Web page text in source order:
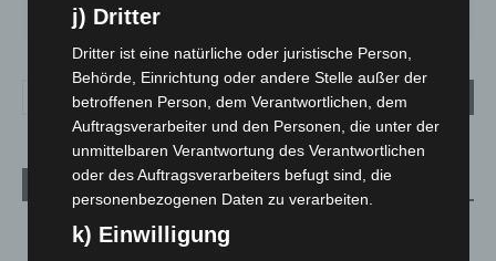
33° 27
Aktuelle Beiträge
Kunst trifft Weingenuss: Barbara-Susann Mehring zeigt ihre
Werke im Jacques’ Wein-Depot Isernhagen
j) Dritter
Dritter ist eine natürliche oder juristische Person,
Behörde, Einrichtung oder andere Stelle außer der
betroffenen Person, dem Verantwortlichen, dem
Auftragsverarbeiter und den Personen, die unter der
unmittelbaren Verantwortung des Verantwortlichen
oder des Auftragsverarbeiters befugt sind, die
personenbezogenen Daten zu verarbeiten.
k) Einwilligung